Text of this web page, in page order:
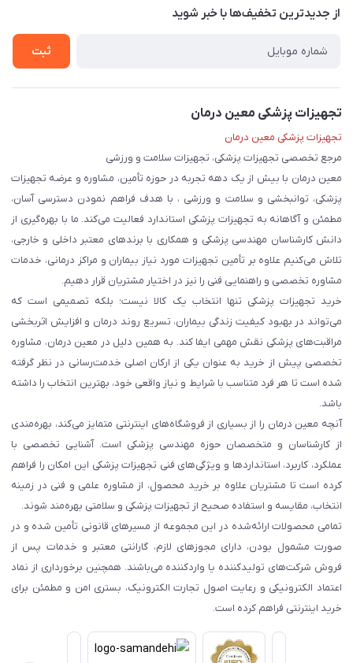
درباره ما
حریم خصوصی
از جدید‌ترین تخفیف‌ها با‌ خبر شوید
ثبت
تجهیزات پزشکی معین درمان
تجهیزات پزشکی معین درمان
مرجع تخصصی تجهیزات پزشکی، تجهیزات سلامت و ورزشی
معین درمان با بیش از یک دهه تجربه در حوزه تأمین، مشاوره و عرضه تجهیزات
پزشکی، توانبخشی و سلامت و ورزشی ، با هدف فراهم نمودن دسترسی آسان،
مطمئن و آگاهانه به تجهیزات پزشکی استاندارد فعالیت می‌کند. ما با بهره‌گیری از
دانش کارشناسان مهندسی پزشکی و همکاری با برندهای معتبر داخلی و خارجی،
تلاش می‌کنیم علاوه بر تأمین تجهیزات مورد نیاز بیماران و مراکز درمانی، خدمات
مشاوره تخصصی و راهنمایی فنی را نیز در اختیار مشتریان قرار دهیم.
خرید تجهیزات پزشکی تنها انتخاب یک کالا نیست؛ بلکه تصمیمی است که
می‌تواند در بهبود کیفیت زندگی بیماران، تسریع روند درمان و افزایش اثربخشی
مراقبت‌های پزشکی نقش مهمی ایفا کند. به همین دلیل در معین درمان، مشاوره
تخصصی پیش از خرید به عنوان یکی از ارکان اصلی خدمت‌رسانی در نظر گرفته
شده است تا هر فرد متناسب با شرایط و نیاز واقعی خود، بهترین انتخاب را داشته
باشد.
آنچه معین درمان را از بسیاری از فروشگاه‌های اینترنتی متمایز می‌کند، بهره‌مندی
از کارشناسان و متخصصان حوزه مهندسی پزشکی است. آشنایی تخصصی با
عملکرد، کاربرد، استانداردها و ویژگی‌های فنی تجهیزات پزشکی این امکان را فراهم
کرده است تا مشتریان علاوه بر خرید محصول، از مشاوره علمی و فنی در زمینه
انتخاب، مقایسه و استفاده صحیح از تجهیزات پزشکی و سلامتی بهره‌مند شوند.
تمامی محصولات ارائه‌شده در این مجموعه از مسیرهای قانونی تأمین شده و در
صورت مشمول بودن، دارای مجوزهای لازم، گارانتی معتبر و خدمات پس از
فروش شرکت‌های تولیدکننده یا واردکننده می‌باشند. همچنین برخورداری از نماد
اعتماد الکترونیکی و رعایت اصول تجارت الکترونیک، بستری امن و مطمئن برای
خرید اینترنتی فراهم کرده است.